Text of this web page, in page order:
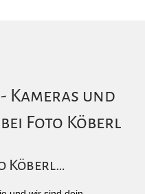
Kameras und
Foto Köberl
Köberl…